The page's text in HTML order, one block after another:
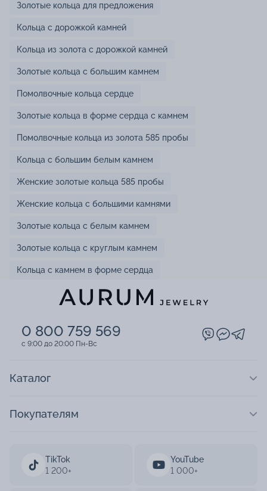
Золотые кольца для предложения
Кольца с дорожкой камней
Кольца из золота с дорожкой камней
Золотые кольца с большим камнем
Помолвочные кольца сердце
Золотые кольца в форме сердца с камнем
Помолвочные кольца из золота 585 пробы
Кольца с большим белым камнем
Женские золотые кольца 585 пробы
Женские кольца с большими камнями
Золотые кольца с белым камнем
Золотые кольца с круглым камнем
Кольца с камнем в форме сердца
0 800 759 569
c 9:00 до 20:00 Пн-Вс
TikTok
1 200+
YouTube
1 000+
Каталог
Покупателям